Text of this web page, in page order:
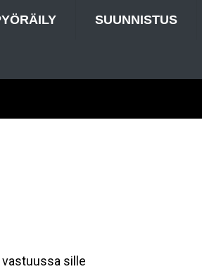
SUUNNISTUS
sille